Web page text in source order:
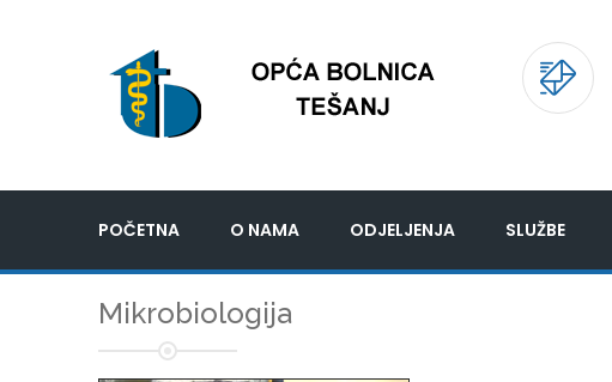
POČETNA O NAMA ODJELJENJA SLUŽBE
Mikrobiologija